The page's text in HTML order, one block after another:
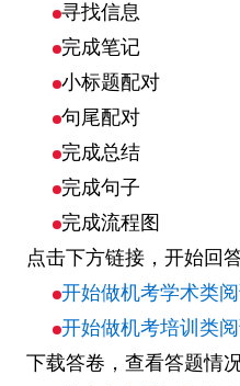
寻找信息
完成笔记
小标题配对
句尾配对
完成总结
完成句子
完成流程图
点击下方链接，开始回
开始做机考学术类
开始做机考培训类
下载答卷，查看答题情况